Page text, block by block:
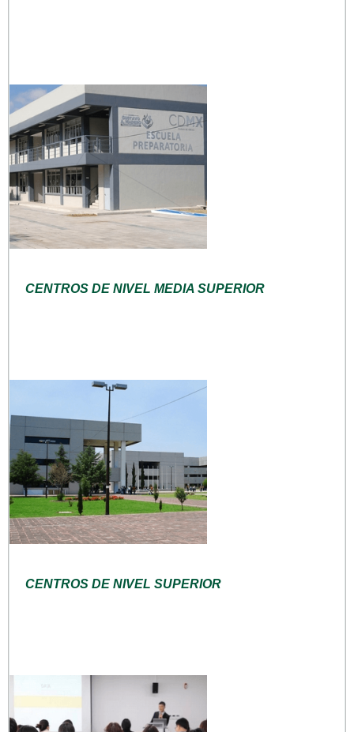
CENTROS DE NIVEL MEDIA SUPERIOR
CENTROS DE NIVEL SUPERIOR